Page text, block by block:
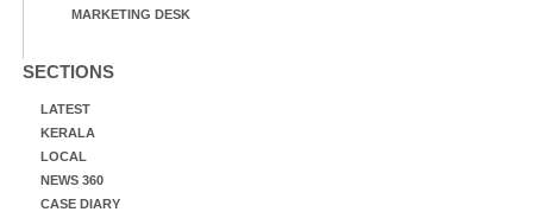
MARKETING DESK
SECTIONS
LATEST
KERALA
LOCAL
NEWS 360
CASE DIARY